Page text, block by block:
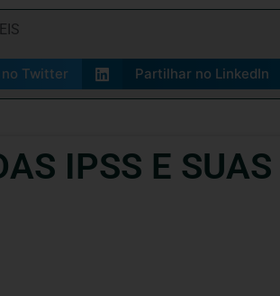
Twitter Partilhar no LinkedIn
IPSS E